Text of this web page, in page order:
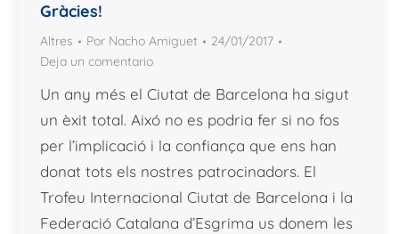
Gràcies!
Altres Por Nacho Amiguet
24/01/2017
Deja un comentario
Un any més el Ciutat de Barcelona ha sigut
un èxit total. Aixó no es podria fer si no fos
per l’implicació i la confiança que ens han
donat tots els nostres patrocinadors. El
Trofeu Internacional Ciutat de Barcelona i la
Federació Catalana d’Esgrima us donem les